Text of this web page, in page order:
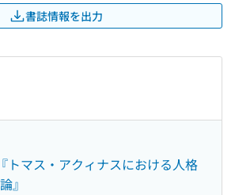
書誌情報を出力
トマス・アクィナスにおける人格
』